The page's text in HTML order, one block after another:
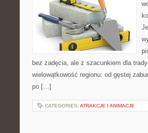
bez zadęcia, ale z szacunkiem dla
wielowątkowość regionu: od gęstej
po […]
CATEGORIES: ATRAKCJE I ANIMACJE